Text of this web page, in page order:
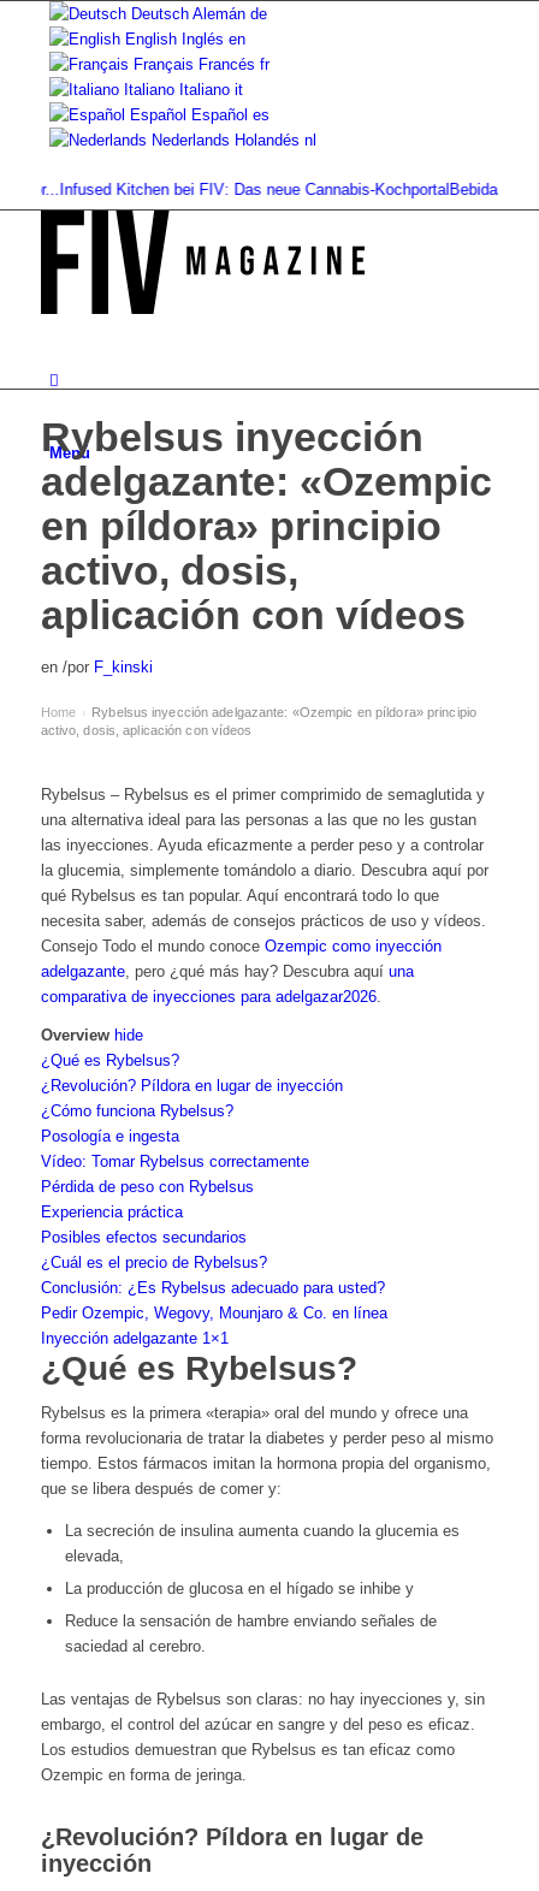
Deutsch Alemán de
English Inglés en
Français Francés fr
Italiano Italiano it
Español Español es
Nederlands Holandés nl
Infused Kitchen bei FIV: Das neue Cannabis-KochportalBebidas de
Menú
Rybelsus inyección
adelgazante: «Ozempic
en píldora» principio
activo, dosis,
aplicación con vídeos
en /por F_kinski
Home › Rybelsus inyección adelgazante: «Ozempic en píldora» principio
activo, dosis, aplicación con vídeos
Rybelsus – Rybelsus es el primer comprimido de semaglutida y
una alternativa ideal para las personas a las que no les gustan
las inyecciones. Ayuda eficazmente a perder peso y a controlar
la glucemia, simplemente tomándolo a diario. Descubra aquí por
qué Rybelsus es tan popular. Aquí encontrará todo lo que
necesita saber, además de consejos prácticos de uso y vídeos.
Consejo Todo el mundo conoce Ozempic como inyección
adelgazante, pero ¿qué más hay? Descubra aquí una
comparativa de inyecciones para adelgazar2026.
Overview hide
¿Qué es Rybelsus?
¿Revolución? Píldora en lugar de inyección
¿Cómo funciona Rybelsus?
Posología e ingesta
Vídeo: Tomar Rybelsus correctamente
Pérdida de peso con Rybelsus
Experiencia práctica
Posibles efectos secundarios
¿Cuál es el precio de Rybelsus?
Conclusión: ¿Es Rybelsus adecuado para usted?
Pedir Ozempic, Wegovy, Mounjaro & Co. en línea
Inyección adelgazante 1×1
¿Qué es Rybelsus?
Rybelsus es la primera «terapia» oral del mundo y ofrece una
forma revolucionaria de tratar la diabetes y perder peso al mismo
tiempo. Estos fármacos imitan la hormona propia del organismo,
que se libera después de comer y:
La secreción de insulina aumenta cuando la glucemia es
elevada,
La producción de glucosa en el hígado se inhibe y
Reduce la sensación de hambre enviando señales de
saciedad al cerebro.
Las ventajas de Rybelsus son claras: no hay inyecciones y, sin
embargo, el control del azúcar en sangre y del peso es eficaz.
Los estudios demuestran que Rybelsus es tan eficaz como
Ozempic en forma de jeringa.
¿Revolución? Píldora en lugar de
inyección